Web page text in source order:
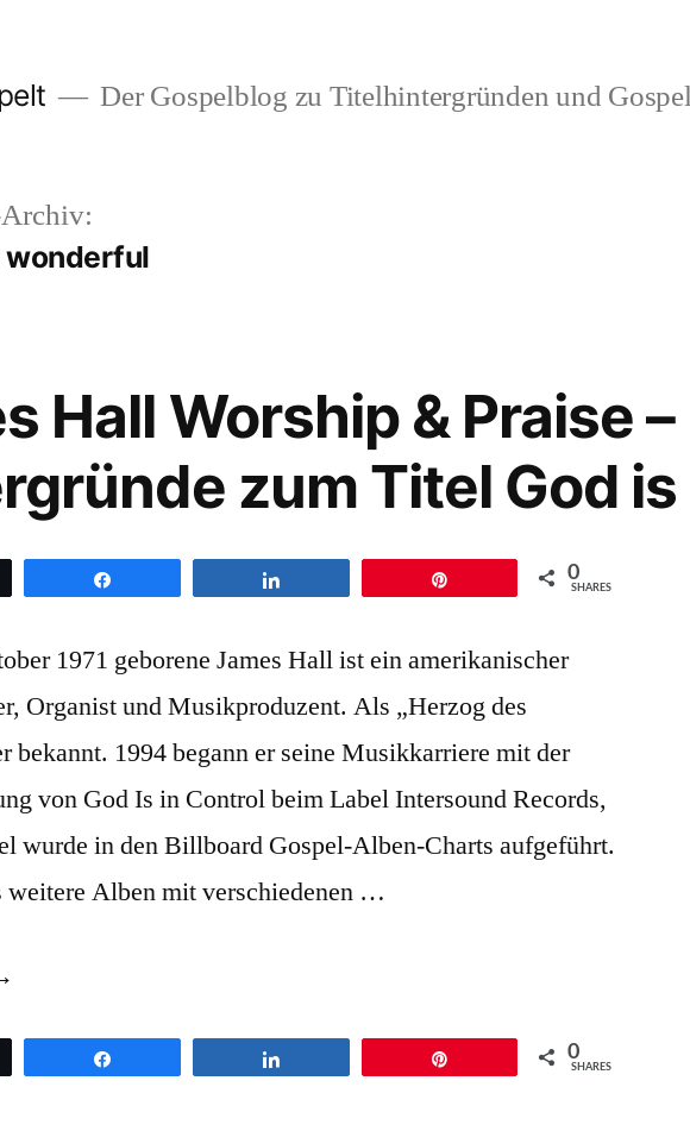
Der Gospelblog zu Titelhintergründen und
wonderful
Hall Worship & Praise –
zum Titel God
0
SHARES
1971 geborene James Hall ist ein amerikanischer
Organist und Musikproduzent. Als „Herzog des
bekannt. 1994 begann er seine Musikkarriere mit der
von God Is in Control beim Label Intersound Records,
wurde in den Billboard Gospel-Alben-Charts aufgeführt.
weitere Alben mit verschiedenen …
0
SHARES